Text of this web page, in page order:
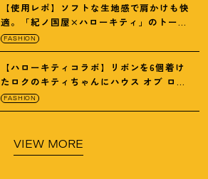
【使用レポ】ソフトな生地感で肩かけも快
適。「紀ノ国屋×ハローキティ」のトート
がガシガシ使えて最高です
FASHION
【ハローキティコラボ】リボンを6個着け
たロクのキティちゃんにハウス オブ ロー
ゼの限定パケも
FASHION
VIEW MORE